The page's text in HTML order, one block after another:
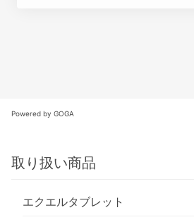
Powered by GOGA
取り扱い商品
エクエルタブレット